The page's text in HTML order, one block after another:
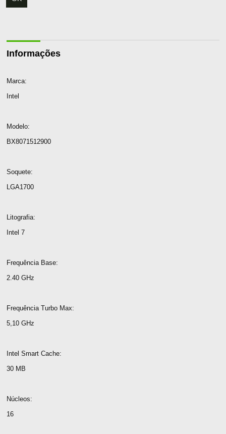
Informações
Marca:
Intel
Modelo:
BX8071512900
Soquete:
LGA1700
Litografia:
Intel 7
Frequência Base:
2.40 GHz
Frequência Turbo Max:
5,10 GHz
Intel Smart Cache:
30 MB
Núcleos:
16